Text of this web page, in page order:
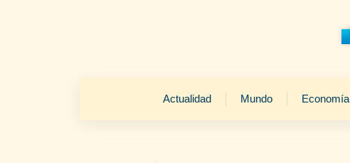
Actualidad Mundo Economía